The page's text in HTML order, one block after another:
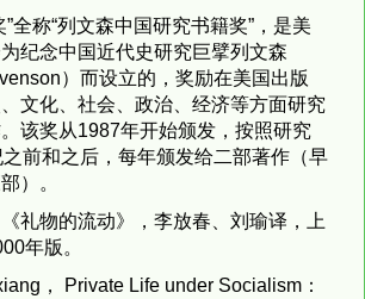
全称“列文森中国研究书籍奖”，是美
纪念中国近代史研究巨擘列文森
）而设立的，奖励在美国出版
文化、社会、政治、经济等方面研究
该奖从1987年开始颁发，按照研究
前和之后，每年颁发给二部著作（早
）。
礼物的流动》，李放春、刘瑜译，上
年版。
， Private Life under Socialism：